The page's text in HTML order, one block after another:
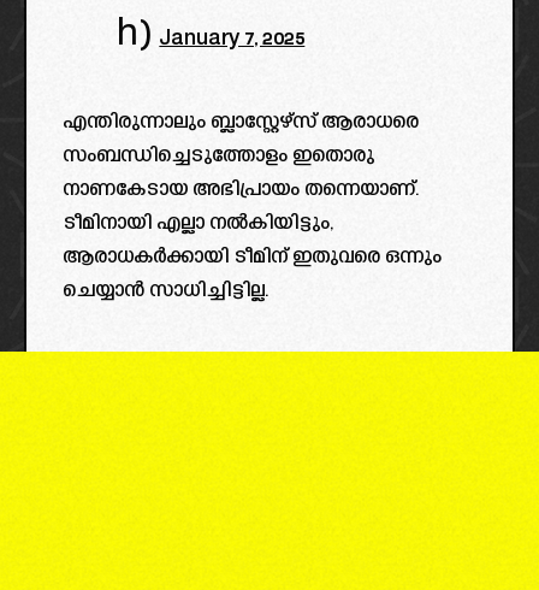
h)January 7, 2025
എന്തിരുന്നാലും ബ്ലാസ്റ്റേഴ്‌സ് ആരാധരെ
സംബന്ധിച്ചെടുത്തോളം ഇതൊരു
നാണകേടായ അഭിപ്രായം തന്നെയാണ്.
ടീമിനായി എല്ലാ നൽകിയിട്ടും,
ആരാധകർക്കായി ടീമിന് ഇതുവരെ ഒന്നും
ചെയ്യാൻ സാധിച്ചിട്ടില്ല.